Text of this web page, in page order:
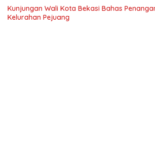
Kunjungan Wali Kota Bekasi Bahas
Kelurahan Pejuang